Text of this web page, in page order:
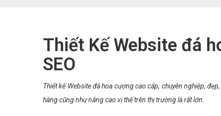
Chính
Chính
Thiết Kế Website đá
SEO
Thiết kế Website đá hoa cương cao cấp, chuyên nghiệp,
hàng cũng như nâng cao vị thế trên thị trường là rất lớn.